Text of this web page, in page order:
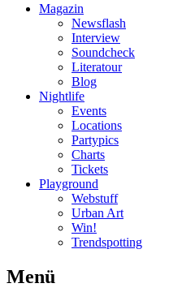
Magazin
Newsflash
Interview
Soundcheck
Literatour
Blog
Nightlife
Events
Locations
Partypics
Charts
Tickets
Playground
Webstuff
Urban Art
Win!
Trendspotting
Menü